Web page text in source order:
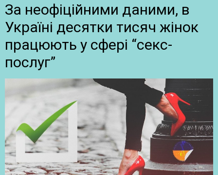
За неофіційними даними, в
Україні десятки тисяч жінок
працюють у сфері “секс-
послуг”